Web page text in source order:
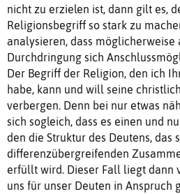
nicht zu erzielen ist, dann gilt es,
Religionsbegriff so stark zu
analysieren, dass möglicherweise
Durchdringung sich
Der Begriff der Religion, den ich
habe, kann und will seine
verbergen. Denn bei nur etwas
sich sogleich, dass es einen und
den die Struktur des Deutens, das
differenzübergreifenden
erfüllt wird. Dieser Fall liegt dann
uns für unser Deuten in Anspruch